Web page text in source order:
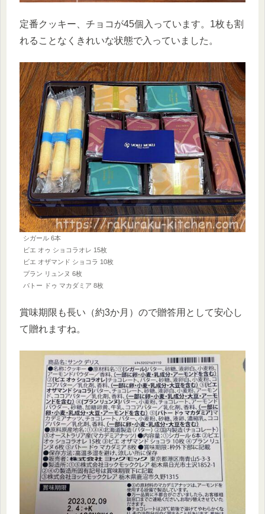
定番クッキー、チョコが45個入っています。1枚も割
れることなくきれいな状態で入っていました。
シガール 6本
ビエ オゥ ショコラオレ 15枚
ビエ オザマンド ショコラ 10枚
プラン リュンヌ 6枚
バトー ドゥ マカダミア 8枚
賞味期限も長い（約3か月）ので贈答用として安心し
て贈れますね。